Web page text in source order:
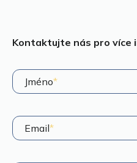
Kontaktujte nás pro více
Jméno*
Email*